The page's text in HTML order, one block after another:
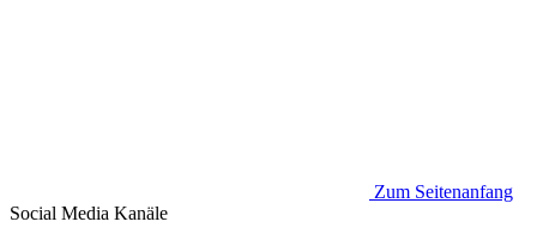
Zum Seitenanfang
Social Media Kanäle